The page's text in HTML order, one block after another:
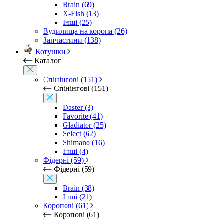
Brain (69)
X-Fish (13)
Інші (25)
Вудилища на коропа (26)
Запчастини (138)
Котушки
Каталог
Спінінгові (151)
Спінінгові (151)
Daster (3)
Favorite (41)
Gladiator (25)
Select (62)
Shimano (16)
Інші (4)
Фідерні (59)
Фідерні (59)
Brain (38)
Інші (21)
Коропові (61)
Коропові (61)